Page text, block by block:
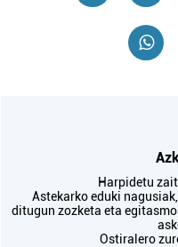
Harpidetu
Astekarko eduki
ditugun zozketa eta
Ostiralero